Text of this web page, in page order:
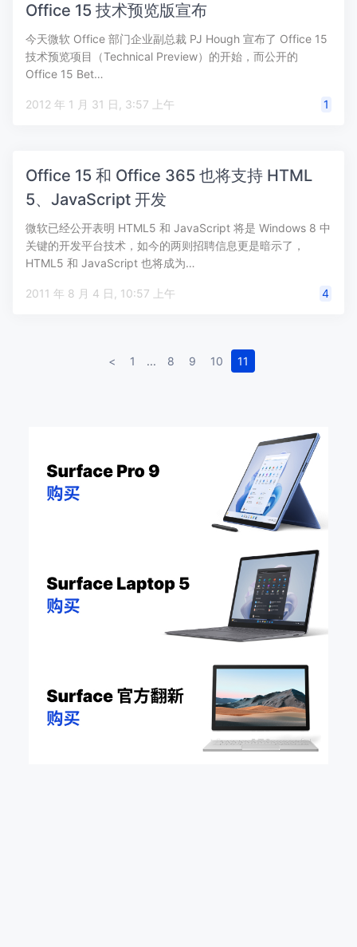
Office 15 技术预览版宣布
今天微软 Office 部门企业副总裁 PJ Hough 宣布了 Office 15
技术预览项目（Technical Preview）的开始，而公开的
Office 15 Bet…
2012 年 1 月 31 日, 3:57 上午 1
Office 15 和 Office 365 也将支持 HTML
5、JavaScript 开发
微软已经公开表明 HTML5 和 JavaScript 将是 Windows 8 中
关键的开发平台技术，如今的两则招聘信息更是暗示了，
HTML5 和 JavaScript 也将成为…
2011 年 8 月 4 日, 10:57 上午 4
< 1 ... 8 9 10 11